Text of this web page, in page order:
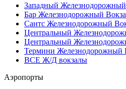
Западный
Бар Железнодорожный
Сантс Железнодорожный
Центральный
Центральный
Термини Железнодорожный
ВСЕ Ж/Д вокзалы
Аэропорты